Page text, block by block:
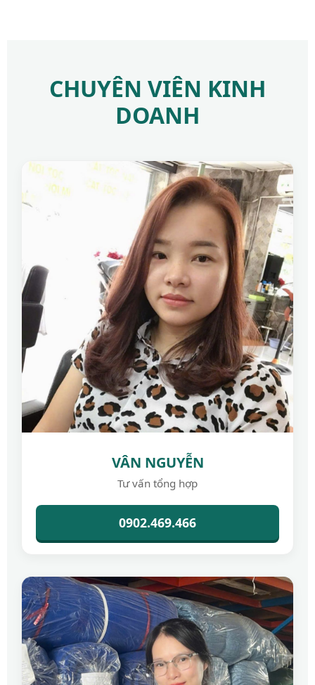
CHUYÊN VIÊN KINH
DOANH
VÂN NGUYỄN
Tư vấn tổng hợp
0902.469.466